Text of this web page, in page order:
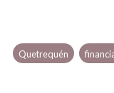
Quetrequén